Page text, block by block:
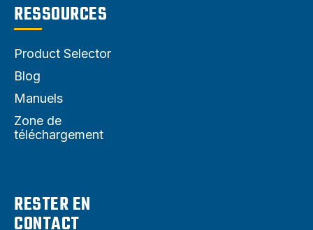
RESSOURCES
Product Selector
Blog
Manuels
Zone de
téléchargement
RESTER EN